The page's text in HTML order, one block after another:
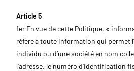
Article 5
1er En vue de cette Politique, «
réfère à toute information qui permet
individu ou d’une société en nom
l’adresse, le numéro d’identification